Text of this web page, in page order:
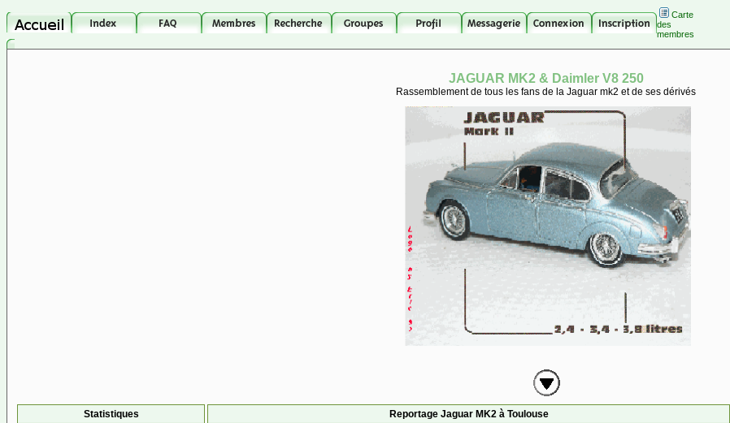
Carte
des
membres
JAGUAR MK2 & Daimler V8 250
Rassemblement de tous les fans de la Jaguar mk2 et de ses dérivés
Statistiques Reportage Jaguar MK2 à Toulouse